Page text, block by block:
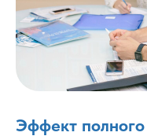
Эффект полного